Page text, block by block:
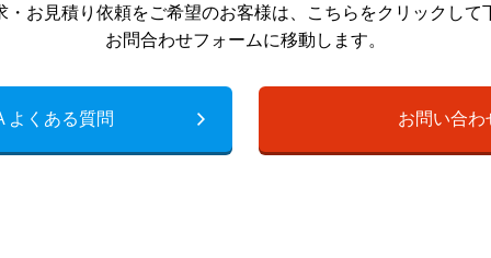
・お見積り依頼をご希望のお客様は、こちらをクリックして
お問合わせフォームに移動します。
よくある質問 お問い合わ